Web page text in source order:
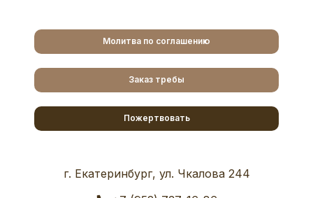
Молитва по соглашению
Заказ требы
Пожертвовать
г. Екатеринбург, ул. Чкалова 244